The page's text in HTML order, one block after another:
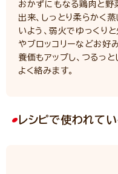
おかずにもなる鶏肉と野
出来、しっとり柔らかく
いよう、弱火でゆっくり
やブロッコリーなどお好
養価もアップし、つるっ
よく絡みます。
レシピで使われて